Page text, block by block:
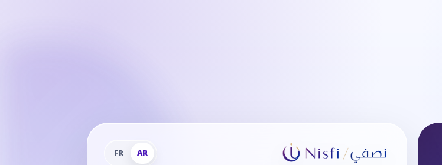
AR
FR